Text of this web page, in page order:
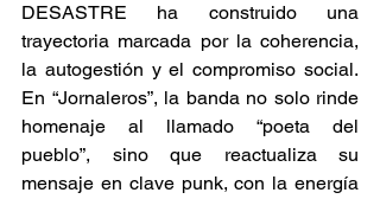
DESASTRE ha construido una
trayectoria marcada por la coherencia,
la autogestión y el compromiso social.
En “Jornaleros”, la banda no solo rinde
homenaje al llamado “poeta del
pueblo”, sino que reactualiza su
mensaje en clave punk, con la energía